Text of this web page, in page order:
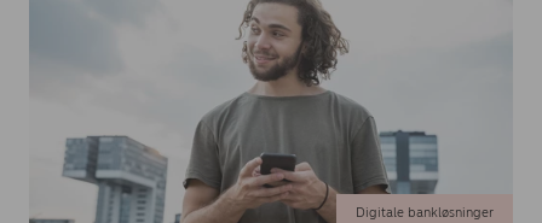
Digitale bankløsninger